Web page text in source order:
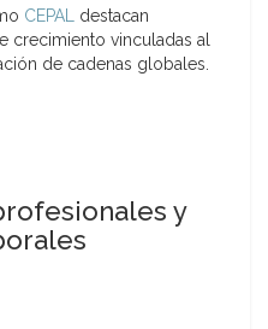
CEPAL destacan
crecimiento vinculadas al
de cadenas globales.
y